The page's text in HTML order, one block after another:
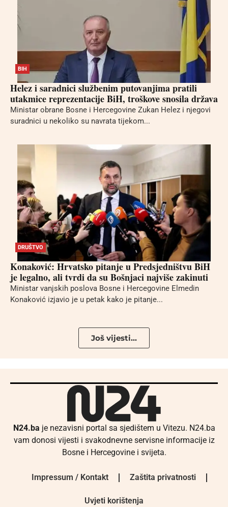
BIH
Helez i saradnici službenim putovanjima pratili
utakmice reprezentacije BiH, troškove snosila država
Ministar obrane Bosne i Hercegovine Zukan Helez i njegovi
suradnici u nekoliko su navrata tijekom...
DRUŠTVO
Konaković: Hrvatsko pitanje u Predsjedništvu BiH
je legalno, ali tvrdi da su Bošnjaci najviše zakinuti
Ministar vanjskih poslova Bosne i Hercegovine Elmedin
Konaković izjavio je u petak kako je pitanje...
Još vijesti...
N24.ba je nezavisni portal sa sjedištem u Vitezu. N24.ba
vam donosi vijesti i svakodnevne servisne informacije iz
Bosne i Hercegovine i svijeta.
Impressum / Kontakt Zaštita privatnosti
Uvjeti korištenja